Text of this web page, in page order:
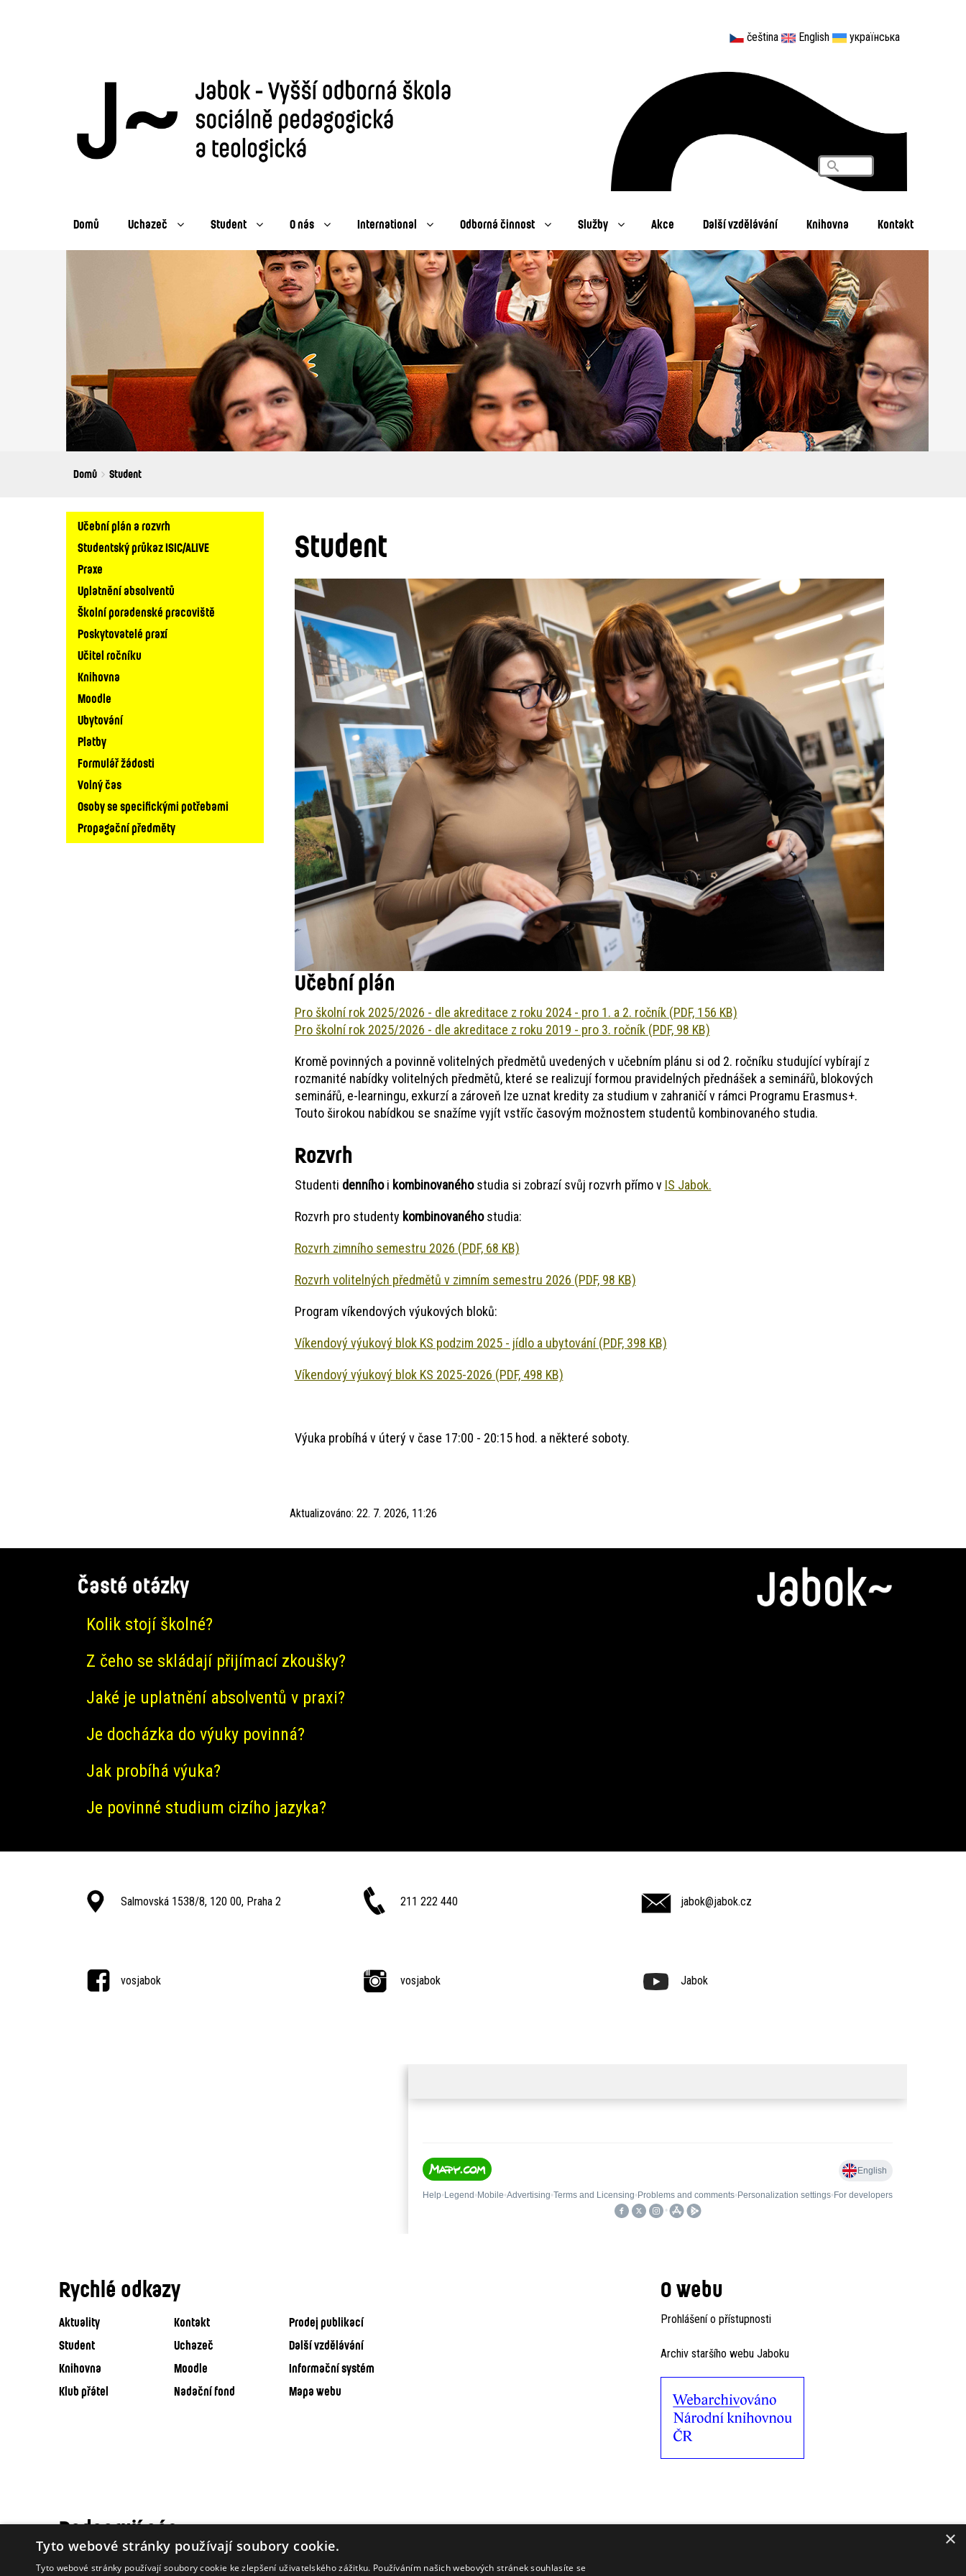
čeština English українська
Vyhledávání
Search
Domů Uchazeč Student O nás International Odborná činnost Služby Akce Další vzdělávání Knihovna Kontakt
Breadcrumbs
You
Domů Student
Student
Učební plán
Pro školní rok 2025/2026 - dle akreditace z roku 2024 - pro 1. a 2. ročník (PDF, 156 KB)
Pro školní rok 2025/2026 - dle akreditace z roku 2019 - pro 3. ročník (PDF, 98 KB)
Kromě povinných a povinně volitelných předmětů uvedených v učebním plánu si od 2. ročníku studující vybírají z
rozmanité nabídky volitelných předmětů, které se realizují formou pravidelných přednášek a seminářů, blokových
seminářů, e-learningu, exkurzí a zároveň lze uznat kredity za studium v zahraničí v rámci Programu Erasmus+.
Touto širokou nabídkou se snažíme vyjít vstříc časovým možnostem studentů kombinovaného studia.
Rozvrh
Studenti denníhoi kombinovanéhostudia si zobrazí svůj rozvrh přímo v IS Jabok.
Rozvrh pro studenty kombinovanéhostudia:
Rozvrh zimního semestru 2026 (PDF, 68 KB)
Rozvrh volitelných předmětů v zimním semestru 2026 (PDF, 98 KB)
Program víkendových výukových bloků:
Víkendový výukový blok KS podzim 2025 - jídlo a ubytování (PDF, 398 KB)
Víkendový výukový blok KS 2025-2026 (PDF, 498 KB)
Výuka probíhá v úterý v čase 17:00 - 20:15 hod. a některé soboty.
Aktualizováno: 22. 7. 2026, 11:26
Hlavní
navigace
Učební plán a rozvrh
Studentský průkaz ISIC/ALIVE
Praxe
Uplatnění absolventů
Školní poradenské pracoviště
Poskytovatelé praxí
Učitel ročníku
Knihovna
Moodle
Ubytování
Platby
Formulář žádosti
Volný čas
Osoby se specifickými potřebami
Propagační předměty
Časté otázky
Kolik stojí školné?
Z čeho se skládají přijímací zkoušky?
Jaké je uplatnění absolventů v praxi?
Je docházka do výuky povinná?
Jak probíhá výuka?
Je povinné studium cizího jazyka?
Salmovská 1538/8, 120 00, Praha 2 211 222 440 jabok@jabok.cz
vosjabok vosjabok Jabok
Rychlé odkazy
Aktuality Kontakt
Prodej publikací
Student
Uchazeč
Další vzdělávání
Knihovna
Moodle
Informační systém
Klub přátel
Nadační fond Mapa webu
O webu
Prohlášení o přístupnosti
Archiv staršího webu Jaboku
Podporují nás ×
Tyto webové stránky používají soubory cookie.
Tyto webové stránky používají soubory cookie ke zlepšení uživatelského zážitku. Používáním našich webových stránek souhlasíte se